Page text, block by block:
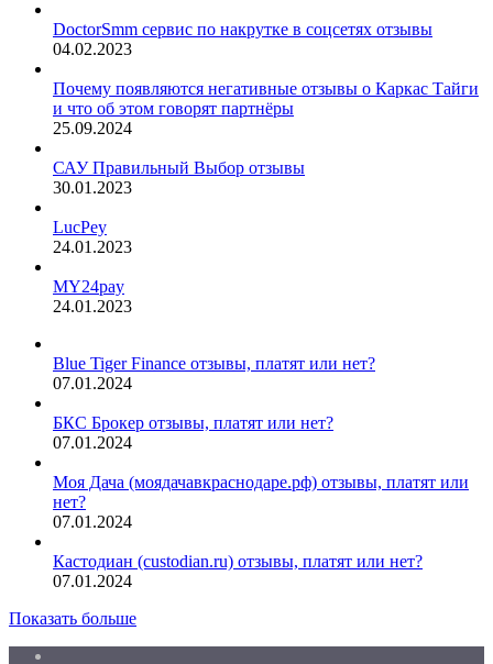
DoctorSmm сервис по накрутке в соцсетях отзывы
04.02.2023
Почему появляются негативные отзывы о Каркас Тайги
и что об этом говорят партнёры
25.09.2024
САУ Правильный Выбор отзывы
30.01.2023
LucPey
24.01.2023
MY24pay
24.01.2023
Blue Tiger Finance отзывы, платят или нет?
07.01.2024
БКС Брокер отзывы, платят или нет?
07.01.2024
Моя Дача (моядачавкраснодаре.рф) отзывы, платят или
нет?
07.01.2024
Кастодиан (custodian.ru) отзывы, платят или нет?
07.01.2024
Показать больше